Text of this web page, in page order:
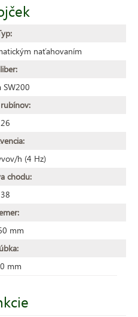
naťahovaním
SW200
26
h (4 Hz)
chodu:
38
mm
mm